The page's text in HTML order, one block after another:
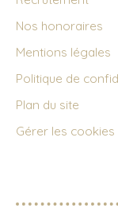
Nos honoraires
Mentions légales
Politique de
Plan du site
Gérer les cookies